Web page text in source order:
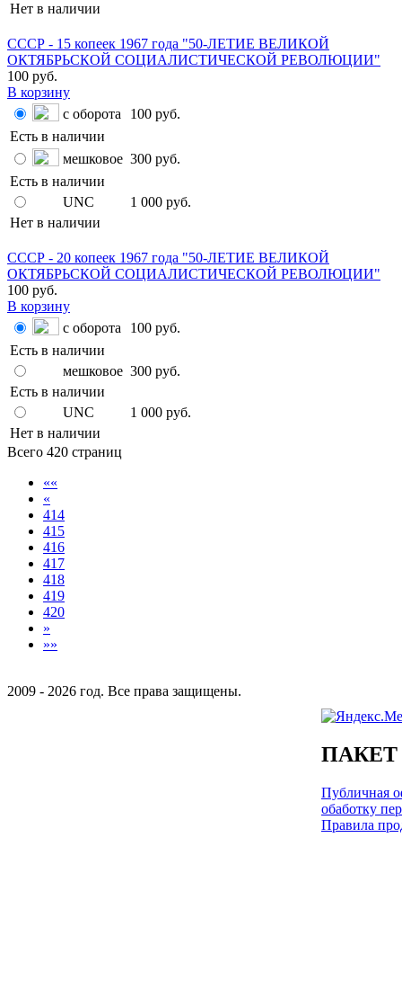
Нет в наличии
СССР - 15 копеек 1967 года "50-ЛЕТИЕ ВЕЛИКОЙ
ОКТЯБРЬСКОЙ СОЦИАЛИСТИЧЕСКОЙ РЕВОЛЮЦИИ"
100 руб.
В корзину
с оборота
100 руб.
Есть в наличии
мешковое 300 руб.
Есть в наличии
UNC
1 000 руб.
Нет в наличии
СССР - 20 копеек 1967 года "50-ЛЕТИЕ ВЕЛИКОЙ
ОКТЯБРЬСКОЙ СОЦИАЛИСТИЧЕСКОЙ РЕВОЛЮЦИИ"
100 руб.
В корзину
с оборота
100 руб.
Есть в наличии
мешковое 300 руб.
Есть в наличии
UNC
1 000 руб.
Нет в наличии
Всего 420 страниц
««
«
414
415
416
417
418
419
420
»
»»
2009 - 2026 год. Все права защищены.
Публичная
обаботку
Правила